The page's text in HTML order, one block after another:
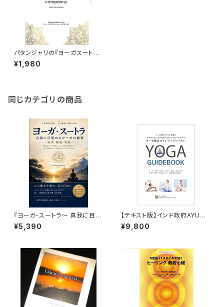
パタンジャリの『ヨーガスートラ』
-12のテーマから全体像を探る
（サンスクリット原典から学ぶ）
¥1,980
同じカテゴリの商品
『ヨーガ・スートラ～ 真我に目覚
めるヨーガ』
¥5,390
【テキスト版】インド政府AYUSH
省プロフェッショナルヨーガイン
ストラクター 検定試験 受験対
¥9,800